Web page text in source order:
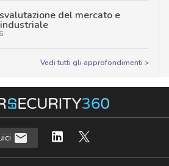
del mercato e
Vedi tutti gli approfondimenti >